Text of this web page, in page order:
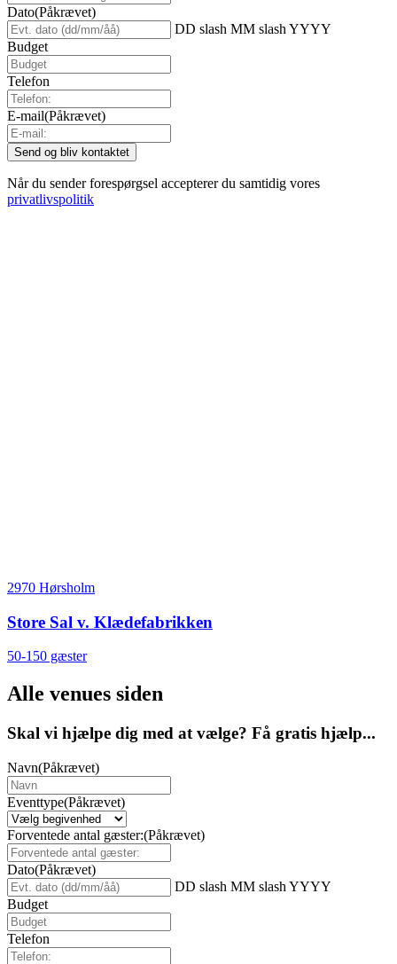
Dato(Påkrævet)
DD slash MM slash YYYY
Budget
Telefon
E-mail(Påkrævet)
Når du sender forespørgsel accepterer du samtidig vores
privatlivspolitik
2970 Hørsholm
Store Sal v. Klædefabrikken
50-150 gæster
Alle venues siden
Skal vi hjælpe dig med at vælge? Få gratis hjælp...
Navn(Påkrævet)
Eventtype(Påkrævet)
Forventede antal gæster:(Påkrævet)
Dato(Påkrævet)
DD slash MM slash YYYY
Budget
Telefon